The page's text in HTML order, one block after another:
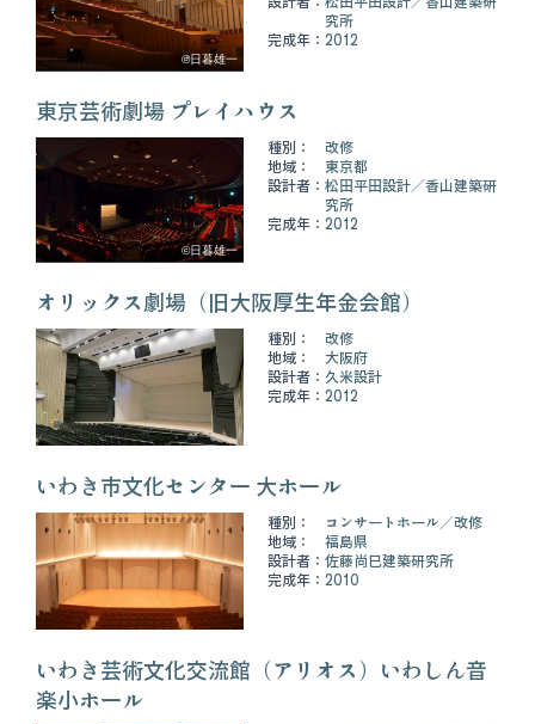
©日暮雄一
究所
完成年： 2012
©日暮雄一
東京芸術劇場 プレイハウス
種別：
改修
地域：
東京都
設計者： 松田平田設計
香山建築研
究所
完成年： 2012
オリックス劇場（旧大阪厚生年金会館）
種別：
改修
地域：
大阪府
設計者： 久米設計
完成年： 2012
いわき市文化センター 大ホール
種別： コンサートホール
改修
地域：
福島県
設計者： 佐藤尚巳建築研究所
完成年： 2010
いわき芸術文化交流館（アリオス）いわしん音
楽小ホール